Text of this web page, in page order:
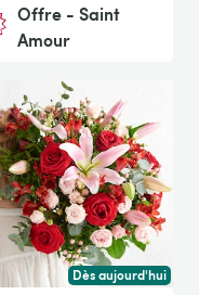
Offre - Saint
Amour
toute commande passée
Dès aujourd'hui
Livraison dès